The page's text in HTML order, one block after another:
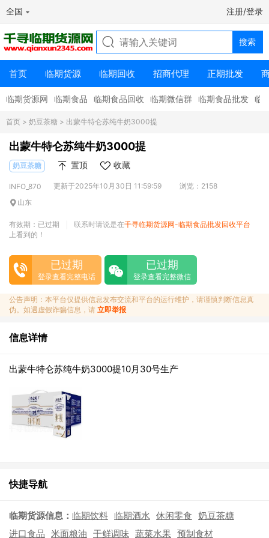
全国 注册/登录
首页 临期货源 临期回收 招商代理 正期批发
临期货源网 临期食品 临期食品回收 临期微信群 临期食品批发 临
首页 > 奶豆茶糖 > 出蒙牛特仑苏纯牛奶3000提
出蒙牛特仑苏纯牛奶3000提
奶豆茶糖 置顶 收藏
INFO_870 更新于2025年10月30日 11:59:59
浏览：2158
山东
有效期：已过期 联系时请说是在千寻临期货源网-临期食品批发回收平台
上看到的！
已过期
登录查看完整电话
已过期
登录查看完整微信
公告声明：本平台仅提供信息发布交流和平台的运行维护，请谨慎判断信息真
伪。如遇虚假诈骗信息，请 立即举报
信息详情
出蒙牛特仑苏纯牛奶3000提10月30号生产
快捷导航
临期货源信息： 临期饮料 临期酒水 休闲零食 奶豆茶糖
进口食品 米面粮油 干鲜调味 蔬菜水果 预制食材